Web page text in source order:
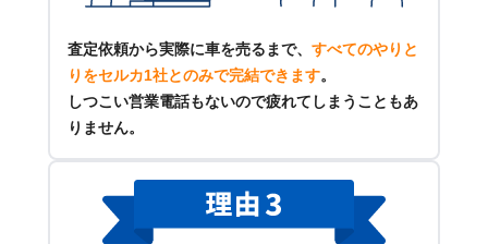
査定依頼から実際に車を売るまで、 すべてのやりと
りをセルカ1社とのみで完結できます。
しつこい営業電話もないので疲れてしまうこともあ
りません。